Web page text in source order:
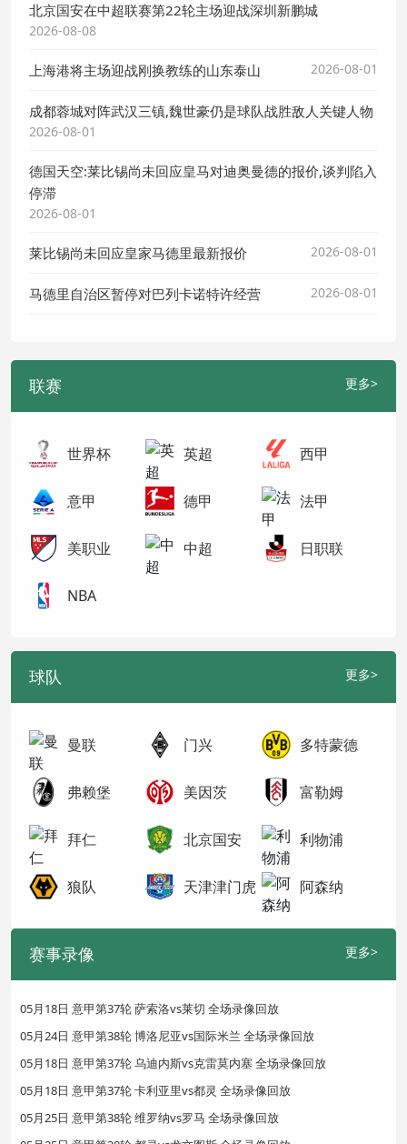
北京国安在中超联赛第22轮主场迎战深圳新鹏城
2026-08-08
上海港将主场迎战刚换教练的山东泰山 2026-08-01
成都蓉城对阵武汉三镇,魏世豪仍是球队战胜敌人关键人物
2026-08-01
德国天空:莱比锡尚未回应皇马对迪奥曼德的报价,谈判陷入
停滞
2026-08-01
莱比锡尚未回应皇家马德里最新报价 2026-08-01
马德里自治区暂停对巴列卡诺特许经营 2026-08-01
联赛 更多>
世界杯 英超 西甲
意甲 德甲 法甲
美职业 中超 日职联
NBA
球队 更多>
曼联 门兴 多特蒙德
弗赖堡 美因茨 富勒姆
拜仁 北京国安 利物浦
狼队 天津津门虎 阿森纳
赛事录像 更多>
05月18日 意甲第37轮 萨索洛vs莱切 全场录像回放
05月24日 意甲第38轮 博洛尼亚vs国际米兰 全场录像回放
05月18日 意甲第37轮 乌迪内斯vs克雷莫内塞 全场录像回放
05月18日 意甲第37轮 卡利亚里vs都灵 全场录像回放
05月25日 意甲第38轮 维罗纳vs罗马 全场录像回放